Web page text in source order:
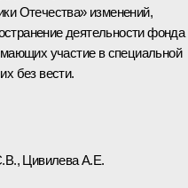
Отечества» изменений,
деятельности фонда
участие в специальной
без вести.
Цивилева А.E.